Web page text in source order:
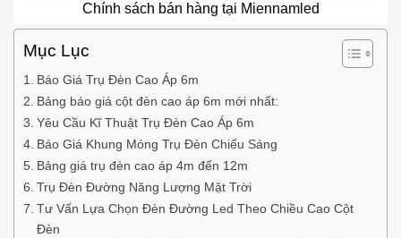
Chính sách bán hàng tại Miennamled
Mục Lục
Báo Giá Trụ Đèn Cao Áp 6m
Bảng báo giá cột đèn cao áp 6m mới nhất:
Yêu Cầu Kĩ Thuật Trụ Đèn Cao Áp 6m
Báo Giá Khung Móng Trụ Đèn Chiếu Sáng
Bảng giá trụ đèn cao áp 4m đến 12m
Trụ Đèn Đường Năng Lượng Mặt Trời
Tư Vấn Lựa Chọn Đèn Đường Led Theo Chiều Cao Cột
Đèn